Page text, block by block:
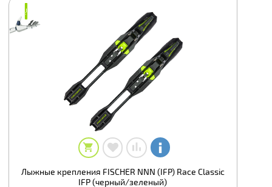
₽₽
Лыжные крепления FISCHER NNN (IFP) Race Classic
IFP (черный/зеленый)